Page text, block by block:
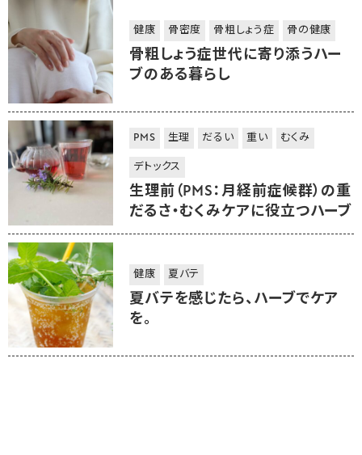
健康 骨密度 骨粗しょう症 骨の健康
骨粗しょう症世代に寄り添うハー
ブのある暮らし
PMS 生理 だるい 重い むくみ
デトックス
生理前（PMS：月経前症候群）の重
だるさ・むくみケアに役立つハーブ
健康 夏バテ
夏バテを感じたら、ハーブでケア
を。